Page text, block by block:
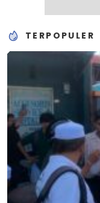
TERPOPULER